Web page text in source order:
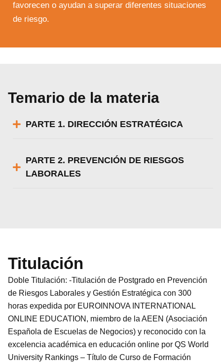
favorecen o ayudan a superar diferentes situaciones
de riesgo.
Temario de la materia
PARTE 1. DIRECCIÓN ESTRATÉGICA
PARTE 2. PREVENCIÓN DE RIESGOS
LABORALES
Titulación
Doble Titulación: -Titulación de Postgrado en Prevención
de Riesgos Laborales y Gestión Estratégica con 300
horas expedida por EUROINNOVA INTERNATIONAL
ONLINE EDUCATION, miembro de la AEEN (Asociación
Española de Escuelas de Negocios) y reconocido con la
excelencia académica en educación online por QS World
University Rankings – Título de Curso de Formación